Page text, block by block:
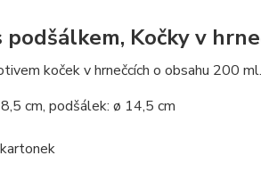
Kočky v
koček v hrnečcích o obsahu 200
cm, podšálek: ø 14,5 cm